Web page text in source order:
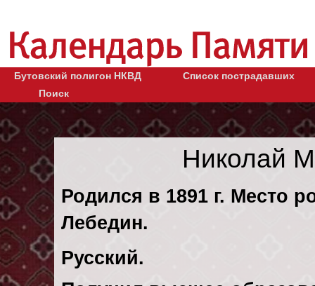
Бутовский полигон НКВД
Список пострадавших
Поиск
Николай
Родился в 1891 г. Место
Лебедин.
Русский.